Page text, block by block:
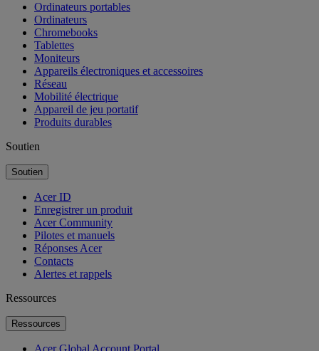
Ordinateurs portables
Ordinateurs
Chromebooks
Tablettes
Moniteurs
Appareils électroniques et accessoires
Réseau
Mobilité électrique
Appareil de jeu portatif
Produits durables
Soutien
Soutien
Acer ID
Enregistrer un produit
Acer Community
Pilotes et manuels
Réponses Acer
Contacts
Alertes et rappels
Ressources
Ressources